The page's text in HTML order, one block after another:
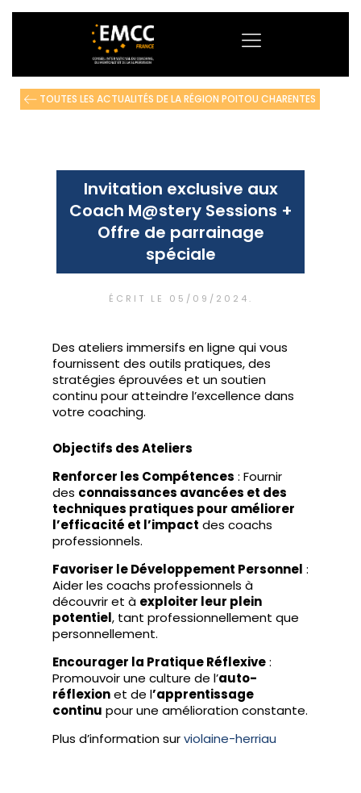
TOUTES LES ACTUALITÉS DE LA RÉGION POITOU CHARENTES
Invitation exclusive aux
Coach M@stery Sessions +
Offre de parrainage
spéciale
ÉCRIT LE 05/09/2024.
Des ateliers immersifs en ligne qui vous
fournissent des outils pratiques, des
stratégies éprouvées et un soutien
continu pour atteindre l’excellence dans
votre coaching.
Objectifs des Ateliers
Renforcer les Compétences : Fournir
des connaissances avancées et des
techniques pratiques pour améliorer
l’efficacité et l’impact des coachs
professionnels.
Favoriser le Développement Personnel :
Aider les coachs professionnels à
découvrir et à exploiter leur plein
potentiel, tant professionnellement que
personnellement.
Encourager la Pratique Réflexive:
Promouvoir une culture de l’auto-
réflexionet de l’apprentissage
continu pour une amélioration constante.
Plus d’information surviolaine-herriau